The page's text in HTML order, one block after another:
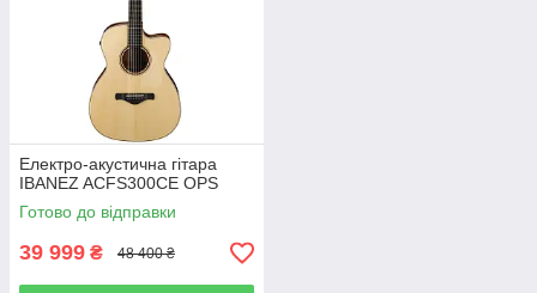
Електро-акустична гітара
IBANEZ ACFS300CE OPS
Готово до відправки
39 999 ₴ 48 400 ₴